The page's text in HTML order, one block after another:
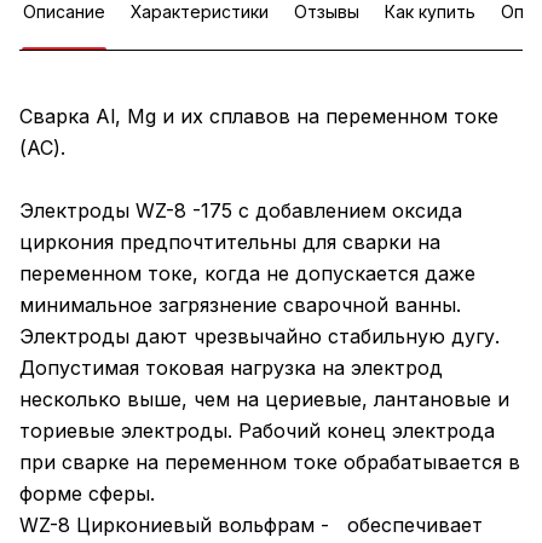
Описание Характеристики Отзывы Как купить
Сварка Al, Mg и их сплавов на переменном токе
(AC).
Электроды WZ-8 -175 с добавлением оксида
циркония предпочтительны для сварки на
переменном токе, когда не допускается даже
минимальное загрязнение сварочной ванны.
Электроды дают чрезвычайно стабильную дугу.
Допустимая токовая нагрузка на электрод
несколько выше, чем на цериевые, лантановые и
ториевые электроды. Рабочий конец электрода
при сварке на переменном токе обрабатывается в
форме сферы.
WZ-8 Циркониевый вольфрам - обеспечивает